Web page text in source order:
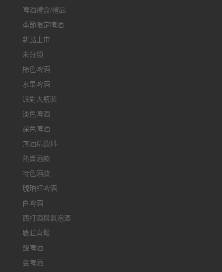
啤酒禮盒/禮品
季節限定啤酒
新品上市
未分類
棕色啤酒
水果啤酒
派對大瓶裝
淡色啤酒
深色啤酒
無酒精飲料
熱賣酒款
特色酒款
琥珀紅啤酒
白啤酒
西打酒與氣泡酒
農莊喜鬆
酸啤酒
金啤酒